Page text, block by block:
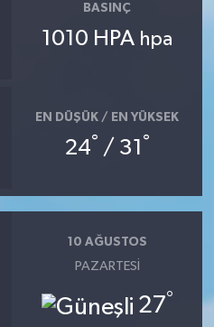
BASINÇ
1010 HPA hpa
EN DÜŞÜK / EN YÜKSEK
24° / 31 °
10 AĞUSTOS
PAZARTESI
27°